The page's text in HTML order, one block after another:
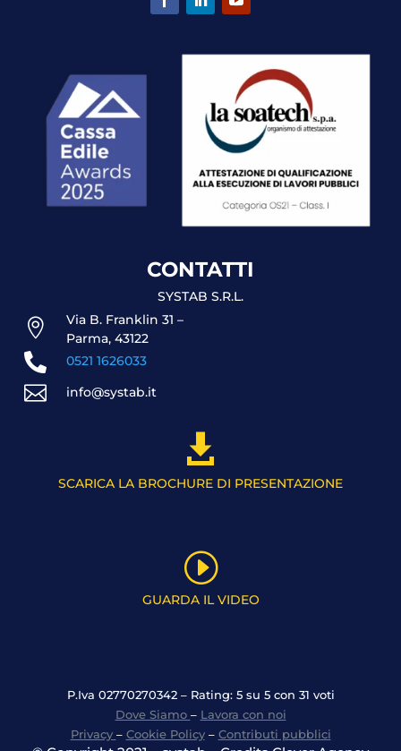
CONTATTI
SYSTAB S.R.L.

Via B. Franklin 31 –
Parma, 43122
 0521 1626033
 info@systab.it

SCARICA LA BROCHURE DI PRESENTAZIONE
I
GUARDA IL VIDEO
P.Iva 02770270342 – Rating: 5 su 5 con 31 voti
Dove Siamo – Lavora con noi
Privacy – Cookie Policy– Contributi pubblici